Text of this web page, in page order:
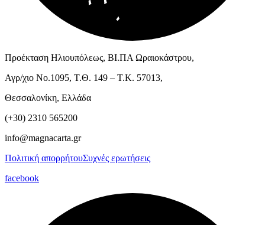
Προέκταση Ηλιουπόλεως, ΒΙ.ΠΑ Ωραιοκάστρου,
Αγρ/χιο Νο.1095, Τ.Θ. 149 – Τ.Κ. 57013,
Θεσσαλονίκη, Ελλάδα
(+30) 2310 565200
info@magnacarta.gr
Πολιτική απορρήτουΣυχνές ερωτήσεις
facebook